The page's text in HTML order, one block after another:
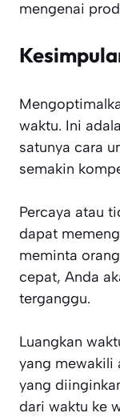
mengenai
waktu. Ini
satunya cara
semakin
Percaya atau
dapat
meminta
cepat, Anda
terganggu.
Luangkan
yang mewakili
yang
dari waktu ke